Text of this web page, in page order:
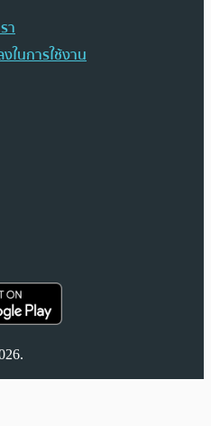
า
ในการใช้งาน